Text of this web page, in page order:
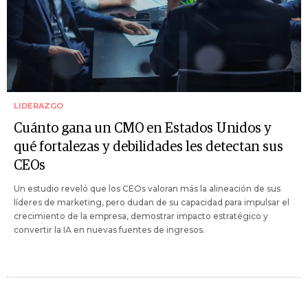
LIDERAZGO
Cuánto gana un CMO en Estados Unidos y
qué fortalezas y debilidades les detectan sus
CEOs
Un estudio reveló que los CEOs valoran más la alineación de sus
líderes de marketing, pero dudan de su capacidad para impulsar el
crecimiento de la empresa, demostrar impacto estratégico y
convertir la IA en nuevas fuentes de ingresos.